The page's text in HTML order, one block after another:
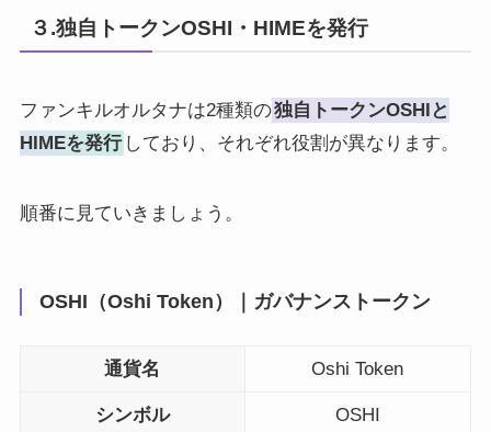
３.独自トークンOSHI・HIMEを発行
ファンキルオルタナは2種類の独自トークンOSHIと
HIMEを発行 しており、それぞれ役割が異なります。
順番に見ていきましょう。
OSHI（Oshi Token）｜ガバナンストークン
通貨名 Oshi Token
シンボル OSHI